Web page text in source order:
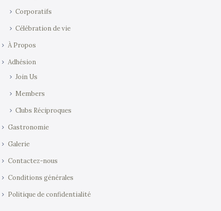
Corporatifs
Célébration de vie
À Propos
Adhésion
Join Us
Members
Clubs Réciproques
Gastronomie
Galerie
Contactez-nous
Conditions générales
Politique de confidentialité